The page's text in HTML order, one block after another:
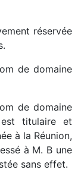
réservée
de domaine
de domaine
titulaire et
à la Réunion,
à M. B une
sans effet.